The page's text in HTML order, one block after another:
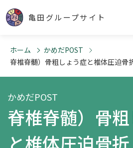
亀田グループサイト
ホーム
かめだPOST
脊椎脊髄）骨粗しょう症と椎体圧迫骨
かめだPOST
脊椎脊髄）骨
と椎体圧迫骨折